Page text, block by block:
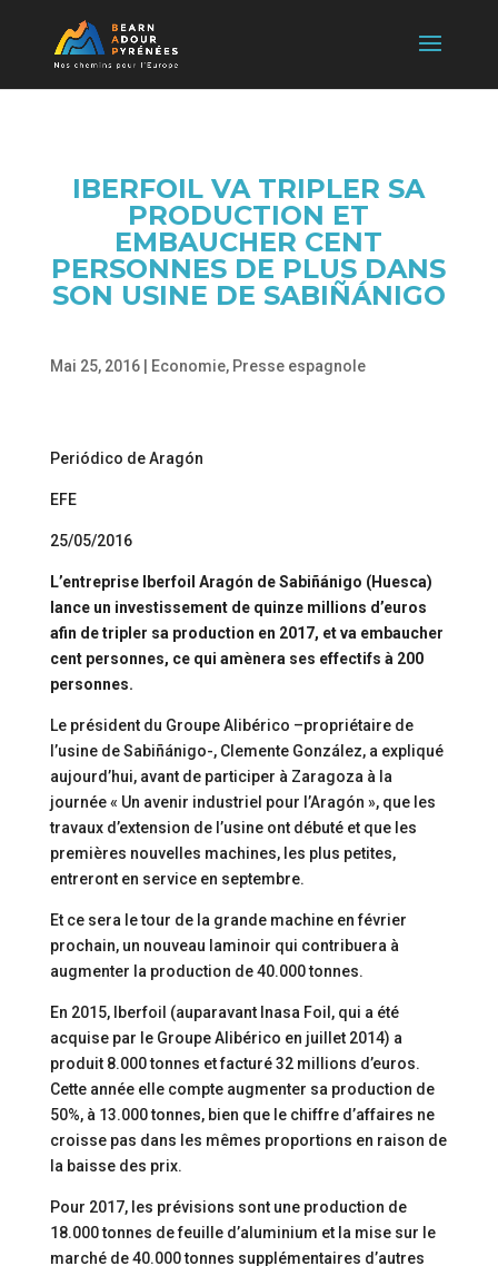
IBERFOIL VA TRIPLER SA
PRODUCTION ET
EMBAUCHER CENT
PERSONNES DE PLUS DANS
SON USINE DE SABIÑÁNIGO
Mai 25, 2016| Economie, Presse espagnole
Periódico de Aragón
EFE
25/05/2016
L’entreprise Iberfoil Aragón de Sabiñánigo (Huesca)
lance un investissement de quinze millions d’euros
afin de tripler sa production en 2017, et va embaucher
cent personnes, ce qui amènera ses effectifs à 200
personnes.
Le président du Groupe Alibérico –propriétaire de
l’usine de Sabiñánigo-, Clemente González, a expliqué
aujourd’hui, avant de participer à Zaragoza à la
journée « Un avenir industriel pour l’Aragón », que les
travaux d’extension de l’usine ont débuté et que les
premières nouvelles machines, les plus petites,
entreront en service en septembre.
Et ce sera le tour de la grande machine en février
prochain, un nouveau laminoir qui contribuera à
augmenter la production de 40.000 tonnes.
En 2015, Iberfoil (auparavant Inasa Foil, qui a été
acquise par le Groupe Alibérico en juillet 2014) a
produit 8.000 tonnes et facturé 32 millions d’euros.
Cette année elle compte augmenter sa production de
50%, à 13.000 tonnes, bien que le chiffre d’affaires ne
croisse pas dans les mêmes proportions en raison de
la baisse des prix.
Pour 2017, les prévisions sont une production de
18.000 tonnes de feuille d’aluminium et la mise sur le
marché de 40.000 tonnes supplémentaires d’autres